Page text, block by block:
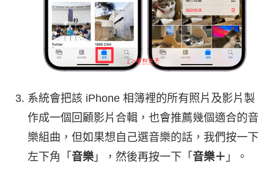
系統會把該 iPhone 相簿裡的所有照片及影片製
作成一個回顧影片合輯，也會推薦幾個適合的音
樂組曲，但如果想自己選音樂的話，我們按一下
左下角「 音樂 」，然後再按一下「 音樂＋ 」。